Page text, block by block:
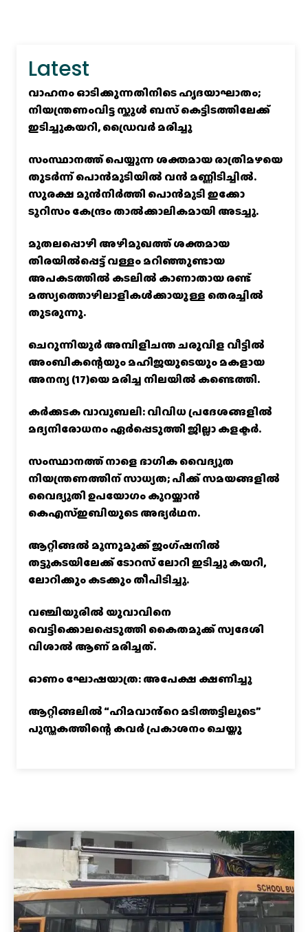
Latest
വാഹനം ഓടിക്കുന്നതിനിടെ ഹൃദയാഘാതം;
നിയന്ത്രണംവിട്ട സ്കൂൾ ബസ് കെട്ടിടത്തിലേക്ക്
ഇടിച്ചുകയറി, ഡ്രൈവർ മരിച്ചു
സംസ്ഥാനത്ത് പെയ്യുന്ന ശക്തമായ രാത്രിമഴയെ
തുടർന്ന് പൊൻമുടിയില്‍ വൻ മണ്ണിടിച്ചില്‍.
സുരക്ഷ മുൻനിർത്തി പൊൻമുടി ഇക്കോ
ടൂറിസം കേന്ദ്രം താല്‍ക്കാലികമായി അടച്ചു.
മുതലപ്പൊഴി അഴിമുഖത്ത് ശക്തമായ
തിരയിൽപ്പെട്ട് വള്ളം മറിഞ്ഞുണ്ടായ
അപകടത്തിൽ കടലിൽ കാണാതായ രണ്ട്
മത്സ്യത്തൊഴിലാളികൾക്കായുള്ള തെരച്ചിൽ
തുടരുന്നു.
ചെറുന്നിയൂർ അമ്പിളിചന്ത ചരുവിള വീട്ടിൽ
അംബികന്റെയും മഹിജയുടെയും മകളായ
അനന്യ (17)യെ മരിച്ച നിലയിൽ കണ്ടെത്തി.
കര്‍ക്കടക വാവുബലി: വിവിധ പ്രദേശങ്ങളില്‍
മദ്യനിരോധനം ഏര്‍പ്പെടുത്തി ജില്ലാ കളക്ടര്‍.
സംസ്ഥാനത്ത് നാളെ ഭാഗിക വൈദ്യുത
നിയന്ത്രണത്തിന് സാധ്യത; പീക്ക് സമയങ്ങളില്‍
വൈദ്യുതി ഉപയോഗം കുറയ്ക്കാൻ
കെഎസ്‌ഇബിയുടെ അഭ്യര്‍ഥന.
ആറ്റിങ്ങൽ മൂന്നുമുക്ക് ജംഗ്ഷനിൽ
തട്ടുകടയിലേക്ക് ടോറസ് ലോറി ഇടിച്ചു കയറി,
ലോറിക്കും കടക്കും തീപിടിച്ചു.
വഞ്ചിയൂരില്‍ യുവാവിനെ
വെട്ടിക്കൊലപ്പെടുത്തി കൈതമുക്ക് സ്വദേശി
വിശാല്‍ ആണ് മരിച്ചത്.
ഓണം ഘോഷയാത്ര: അപേക്ഷ ക്ഷണിച്ചു
ആറ്റിങ്ങലിൽ “ഹിമവാൻ്റെ മടിത്തട്ടിലൂടെ”
പുസ്തകത്തിന്റെ കവർ പ്രകാശനം ചെയ്തു